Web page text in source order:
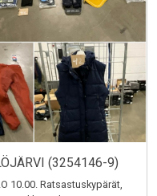
(3254146-9)
10.00. Ratsastuskypärät,